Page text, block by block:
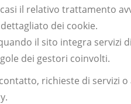
il relativo trattamento
dei cookie.
il sito integra servizi
dei gestori coinvolti.
richieste di servizi o